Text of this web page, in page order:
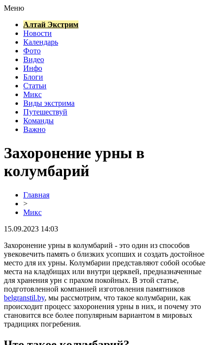
Меню
Алтай Экстрим
Новости
Календарь
Фото
Видео
Инфо
Блоги
Статьи
Микс
Виды экстрима
Путешествуй
Команды
Важно
Захоронение урны в
колумбарий
Главная
>
Микс
15.09.2023 14:03
Захоронение урны в колумбарий - это один из способов
увековечить память о близких усопших и создать достойное
место для их урны. Колумбарии представляют собой особые
места на кладбищах или внутри церквей, предназначенные
для хранения урн с прахом покойных. В этой статье,
подготовленной компанией изготовления памятников
belgranstil.by, мы рассмотрим, что такое колумбарии, как
происходит процесс захоронения урны в них, и почему это
становится все более популярным вариантом в мировых
традициях погребения.